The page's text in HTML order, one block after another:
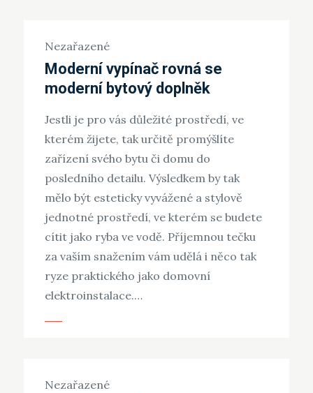
Nezařazené
Moderní vypínač rovná se
moderní bytový doplněk
Jestli je pro vás důležité prostředí, ve
kterém žijete, tak určitě promýšlíte
zařízení svého bytu či domu do
posledního detailu. Výsledkem by tak
mělo být esteticky vyvážené a stylově
jednotné prostředí, ve kterém se budete
cítit jako ryba ve vodě. Příjemnou tečku
za vaším snažením vám udělá i něco tak
ryze praktického jako domovní
elektroinstalace.…
Nezařazené